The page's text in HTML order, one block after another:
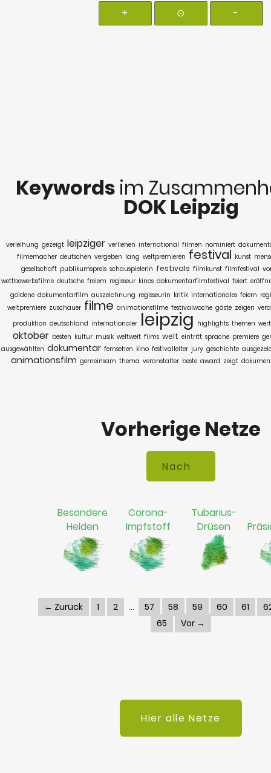
+ ⊙ -
Keywords im
DOK Leipzig
verleihung gezeigt leipziger verliehen international filmen nominiert
filmemacher deutschen vergeben lang weltpremieren festival kunst
gesellschaft publikumspreis schauspielerin festivals filmkunst filmfestival
wettbewerbsfilme deutsche freiem regisseur kinos dokumentarfilmfestival feiert
goldene dokumentarfilm auszeichnung regisseurin kritik internationales feiern
weltpremiere zuschauer filme animationsfilme festivalwoche gäste zeigen
produktion deutschland internationaler leipzig highlights themen wert
oktober besten kultur musik weltweit films welt eintritt sprache premiere
ausgewählten dokumentar fernsehen kino festivalleiter jury geschichte
animationsfilm gemeinsam thema veranstalter beste award zeigt
Vorherige Netze
Besondere
Helden
Corona-
Impfstoff
Tubarius-
Drüsen
← Zurück 1 2 57 58 59 60 61
65
Vor →
Hier alle Netze